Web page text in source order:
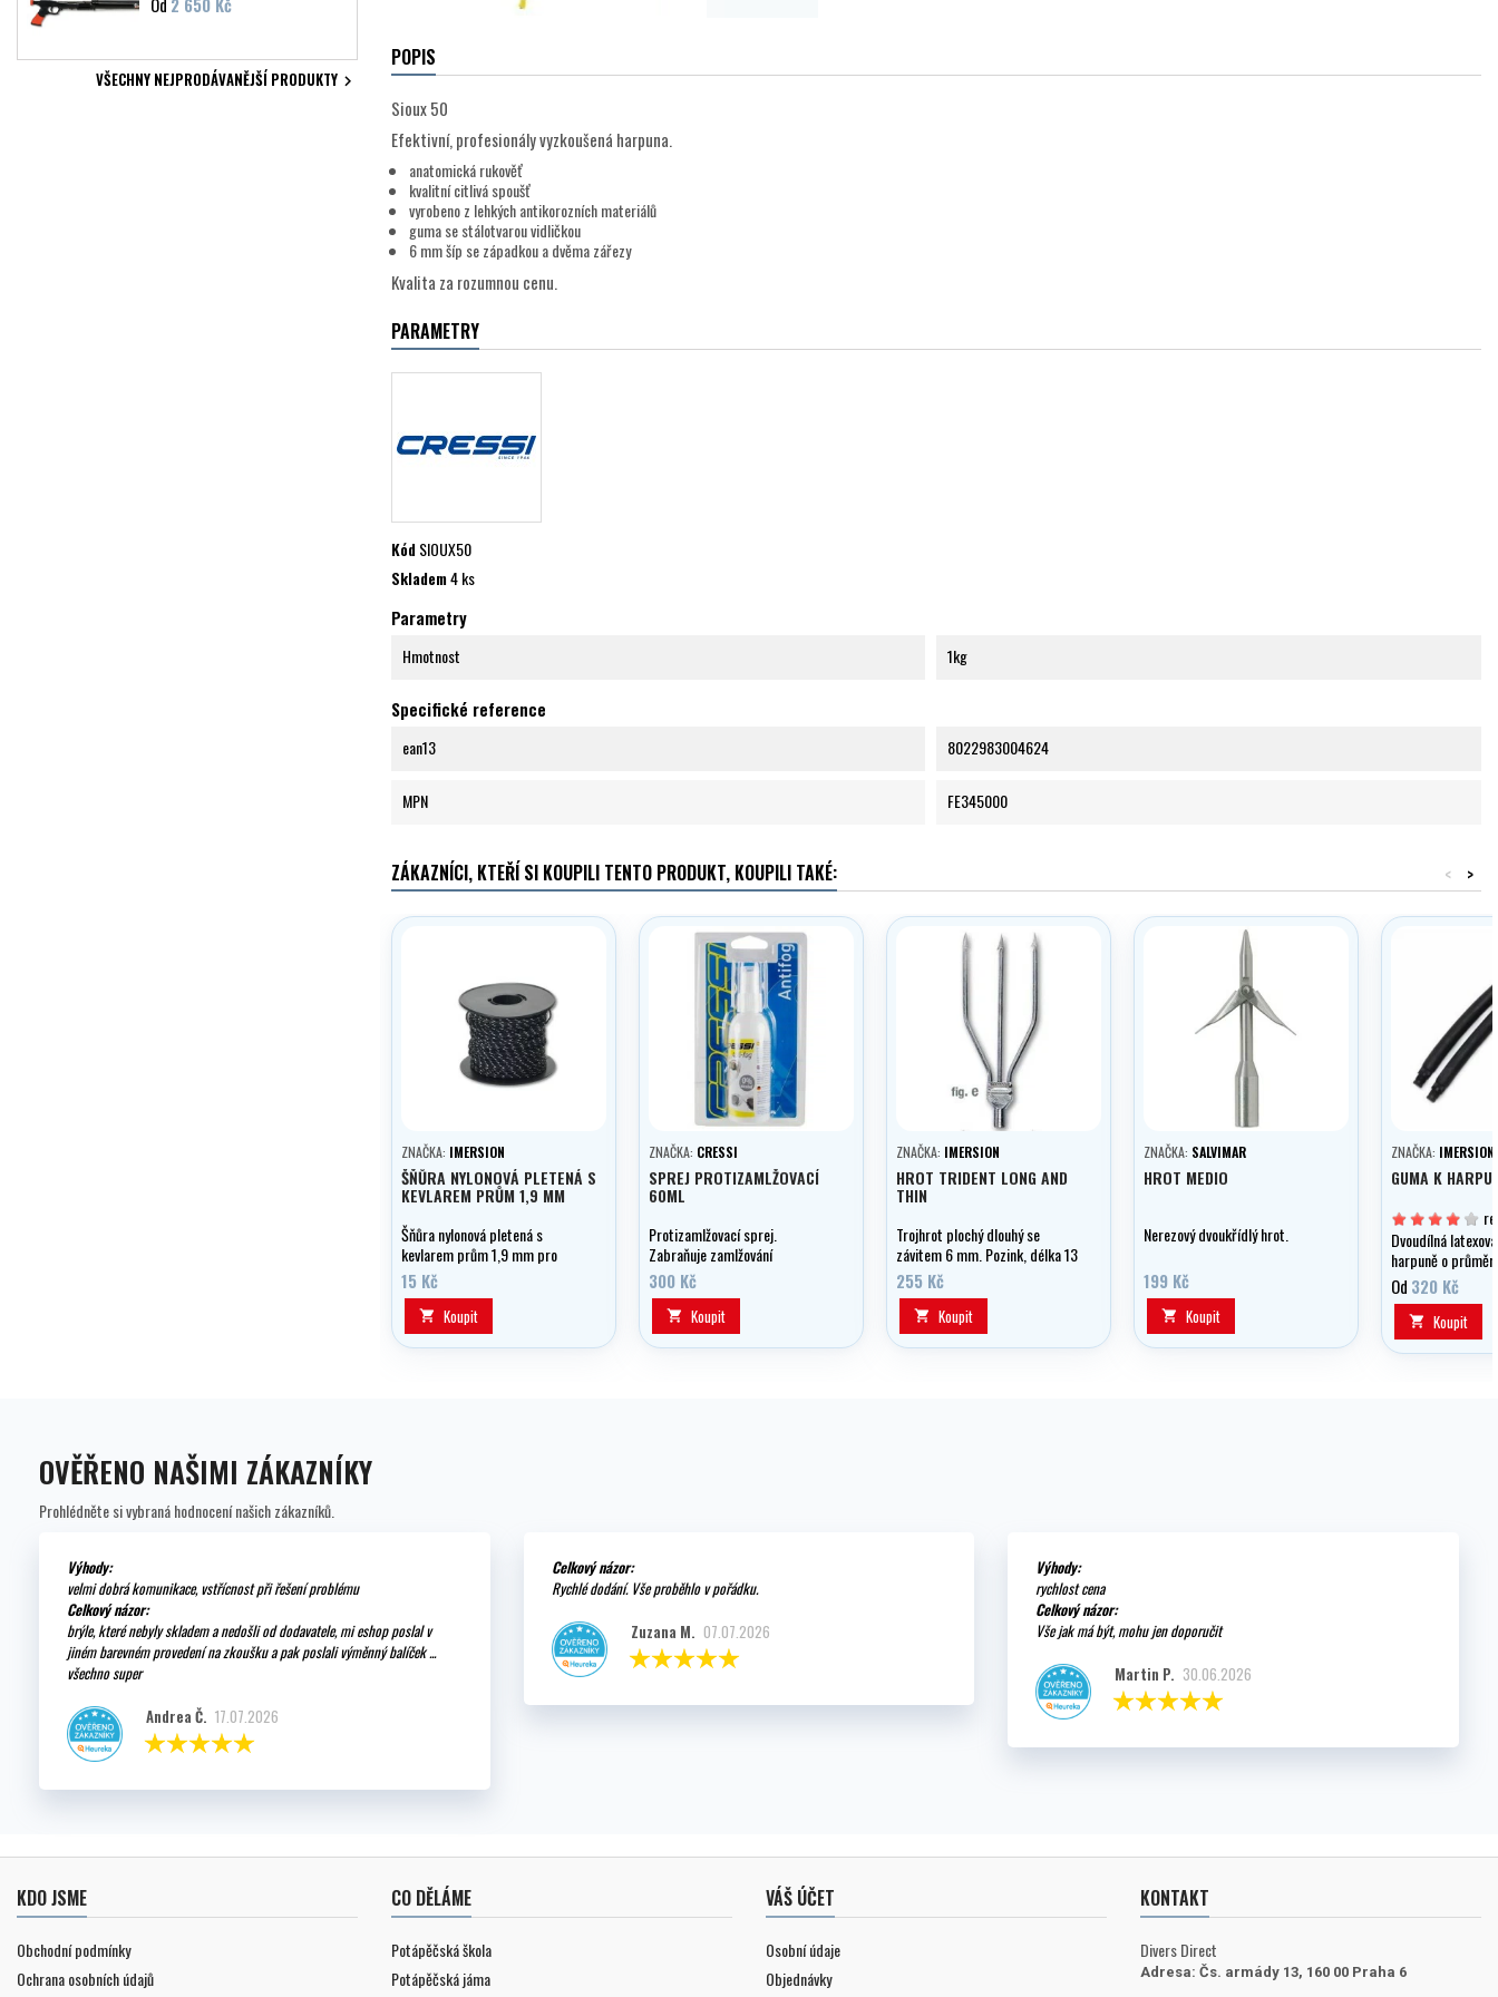
VŠECHNY NEJPRODÁVANĚJŠÍ PRODUKTY 
POPIS
Sioux 50
Efektivní, profesionály vyzkoušená harpuna.
anatomická rukověť
kvalitní citlivá spoušť
vyrobeno z lehkých antikorozních materiálů
guma se stálotvarou vidličkou
6 mm šíp se západkou a dvěma zářezy
Kvalita za rozumnou cenu.
PARAMETRY
KódSIOUX50
Skladem4 ks
Parametry
Hmotnost 1kg
Specifické reference
ean13 8022983004624
MPN FE345000
ZÁKAZNÍCI, KTEŘÍ SI KOUPILI TENTO PRODUKT, KOUPILI TAKÉ: >
<
ZNAČKA: IMERSION
ŠŇŮRA NYLONOVÁ PLETENÁ S
KEVLAREM PRŮM 1,9 MM
Šňůra nylonová pletená s
kevlarem prům 1,9 mm pro
harpuny - 1m
15 Kč
 Koupit
ZNAČKA: CRESSI
SPREJ PROTIZAMLŽOVACÍ
60ML
Protizamlžovací sprej.
Zabraňuje zamlžování
plaveckých, potápěčských i
klasických brýlí a masek.
300 Kč
 Koupit
ZNAČKA: IMERSION
HROT TRIDENT LONG AND
THIN
Trojhrot plochý dlouhý se
závitem 6 mm. Pozink, délka 13
cmm.
255 Kč
 Koupit
ZNAČKA: SALVIMAR
HROT MEDIO
Nerezový dvoukřídlý hrot.
199 Kč
 Koupit
ZNAČKA: IMERSION
GUMA K
Dvoudílná
harpuně o
Od 320 Kč
 Koupit
OVĚŘENO NAŠIMI ZÁKAZNÍKY
Prohlédněte si vybraná hodnocení našich zákazníků.
Výhody:
velmi dobrá komunikace, vstřícnost při řešení problému
Celkový názor:
brýle, které nebyly skladem a nedošli od dodavatele, mi eshop poslal v
jiném barevném provedení na zkoušku a pak poslali výměnný balíček ...
všechno super
Andrea Č. 17.07.2026
Celkový názor:
Rychlé dodání. Vše proběhlo v pořádku.
Zuzana M. 07.07.2026
Výhody:
rychlost cena
Celkový názor:
Vše jak má být, mohu jen doporučit
Martin P. 30.06.2026
KDO JSME
Obchodní podmínky
Ochrana osobních údajů
CO DĚLÁME
Potápěčská škola
Potápěčská jáma
VÁŠ ÚČET
Osobní údaje
Objednávky
KONTAKT
Divers Direct
Adresa: Čs. armády 13, 160 00 Praha 6